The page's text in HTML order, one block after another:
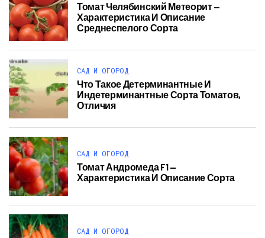
Томат Челябинский Метеорит —
Характеристика И Описание
Среднеспелого Сорта
САД И ОГОРОД
Что Такое Детерминантные И
Индетерминантные Сорта Томатов,
Отличия
САД И ОГОРОД
Томат Андромеда F1 —
Характеристика И Описание Сорта
САД И ОГОРОД